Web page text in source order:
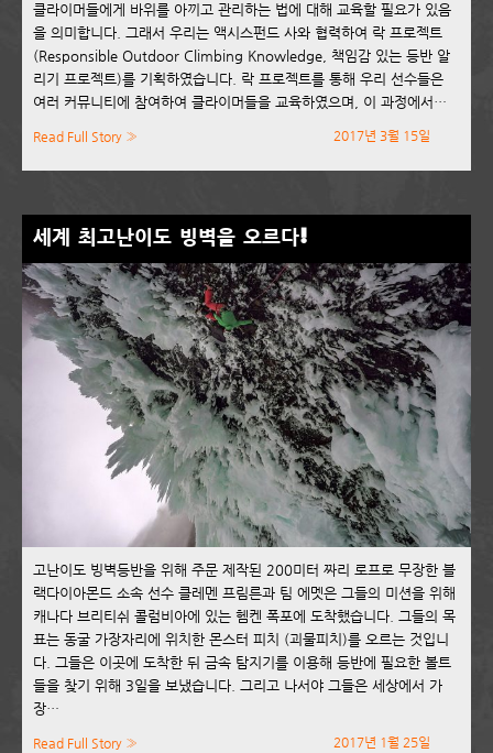
클라이머들에게 바위를 아끼고 관리하는 법에 대해 교육할 필요가 있음
을 의미합니다. 그래서 우리는 액시스펀드 사와 협력하여 락 프로젝트
(Responsible Outdoor Climbing Knowledge, 책임감 있는 등반 알
리기 프로젝트)를 기획하였습니다. 락 프로젝트를 통해 우리 선수들은
여러 커뮤니티에 참여하여 클라이머들을 교육하였으며, 이 과정에서…
2017년 3월 15일
Read Full Story »
세계 최고난이도 빙벽을 오르다!
고난이도 빙벽등반을 위해 주문 제작된 200미터 짜리 로프로 무장한 블
랙다이아몬드 소속 선수 클레멘 프림른과 팀 에멧은 그들의 미션을 위해
캐나다 브리티쉬 콜럼비아에 있는 헴켄 폭포에 도착했습니다. 그들의 목
표는 동굴 가장자리에 위치한 몬스터 피치 (괴물피치)를 오르는 것입니
다. 그들은 이곳에 도착한 뒤 금속 탐지기를 이용해 등반에 필요한 볼트
들을 찾기 위해 3일을 보냈습니다. 그리고 나서야 그들은 세상에서 가
장…
2017년 1월 25일
Read Full Story »